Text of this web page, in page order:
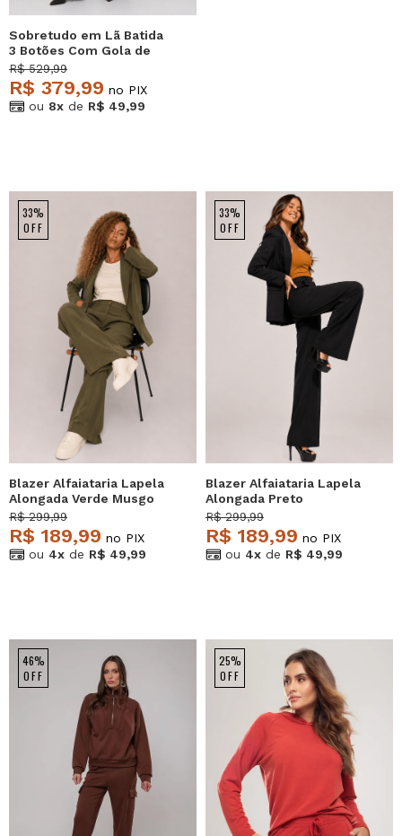
Sobretudo em Lã Batida
3 Botões Com Gola de
Pelo Preto Salvatore
R$ 529,99
R$ 379,99 no PIX
ou 8x de R$ 49,99
33%
OFF
Blazer Alfaiataria Lapela
Alongada Verde Musgo
Salvatore
R$ 299,99
R$ 189,99 no PIX
ou 4x de R$ 49,99
33%
OFF
Blazer Alfaiataria Lapela
Alongada Preto
Salvatore
R$ 299,99
R$ 189,99 no PIX
ou 4x de R$ 49,99
46%
OFF
25%
OFF